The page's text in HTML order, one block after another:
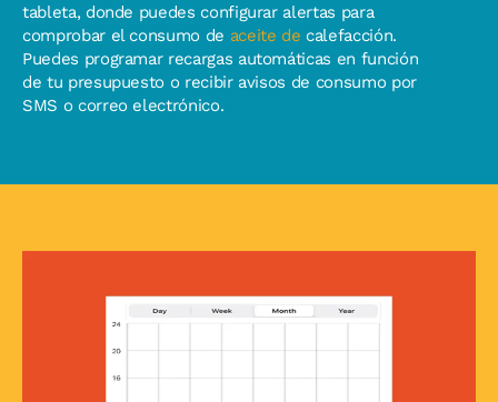
tableta, donde puedes configurar alertas para
comprobar el consumo de aceite de calefacción.
Puedes programar recargas automáticas en función
de tu presupuesto o recibir avisos de consumo por
SMS o correo electrónico.